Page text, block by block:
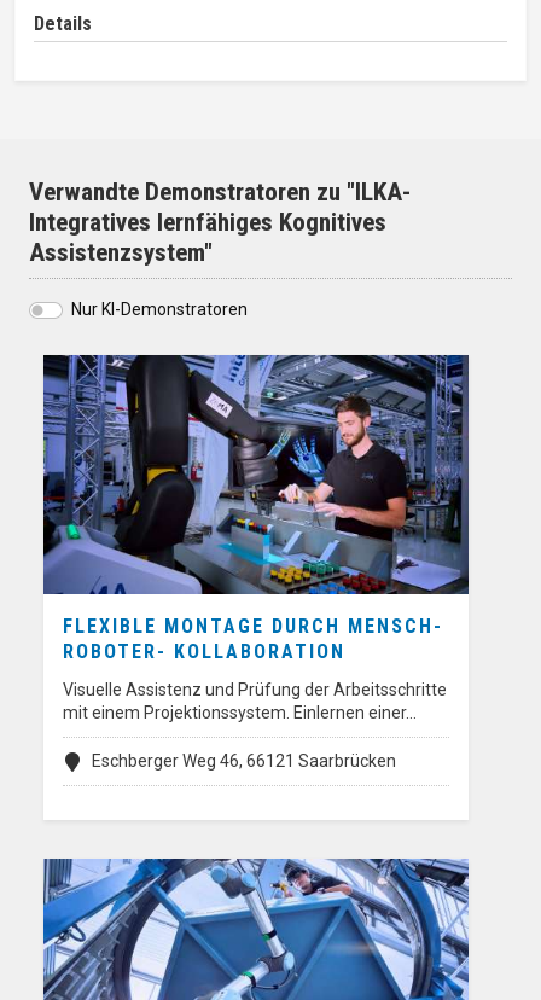
Details
Verwandte Demonstratoren zu "ILKA-
Integratives lernfähiges Kognitives
Assistenzsystem"
Nur KI-Demonstratoren
FLEXIBLE MONTAGE DURCH MENSCH-
ROBOTER- KOLLABORATION
Visuelle Assistenz und Prüfung der Arbeitsschritte
mit einem Projektionssystem. Einlernen einer…
Eschberger Weg 46, 66121 Saarbrücken